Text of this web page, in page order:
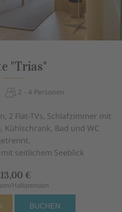
"Trias"
2 - 4 Personen
2 Flat-TVs, Schlafzimmer mit
Kühlschrank, Bad und WC
seitlichem Seeblick
€
Halbpension
BUCHEN